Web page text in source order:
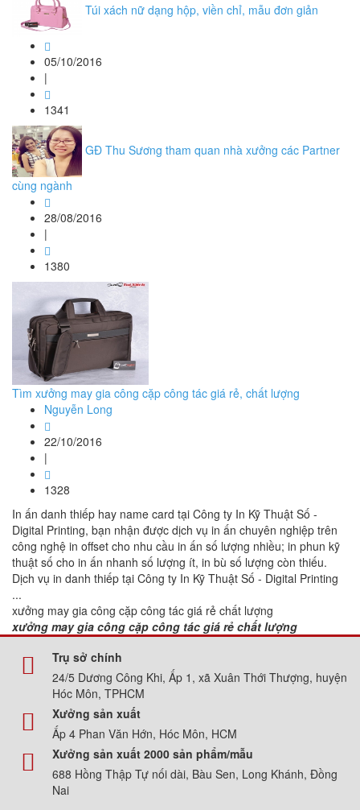
Túi xách nữ dạng hộp, viền chỉ, mẫu đơn giản
05/10/2016
|
1341
GĐ Thu Sương tham quan nhà xưởng các Partner
cùng ngành
28/08/2016
|
1380
Tìm xưởng may gia công cặp công tác giá rẻ, chất lượng
Nguyễn Long
22/10/2016
|
1328
In ấn danh thiếp hay name card tại Công ty In Kỹ Thuật Số -
Digital Printing, bạn nhận được dịch vụ in ấn chuyên nghiệp trên
công nghệ in offset cho nhu cầu in ấn số lượng nhiều; in phun kỹ
thuật số cho in ấn nhanh số lượng ít, in bù số lượng còn thiếu.
Dịch vụ in danh thiếp tại Công ty In Kỹ Thuật Số - Digital Printing
...
xưởng may gia công cặp công tác giá rẻ chất lượng
xưởng may gia công cặp công tác giá rẻ chất lượng
Trụ sở chính
24/5 Dương Công Khi, Ấp 1, xã Xuân Thới Thượng, huyện
Hóc Môn, TPHCM
Xưởng sản xuất
Ấp 4 Phan Văn Hớn, Hóc Môn, HCM
Xưởng sản xuất 2000 sản phẩm/mẫu
688 Hồng Thập Tự nối dài, Bàu Sen, Long Khánh, Đồng
Nai